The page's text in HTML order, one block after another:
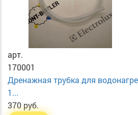
арт.
170001
Дренажная трубка для
1...
370 руб.